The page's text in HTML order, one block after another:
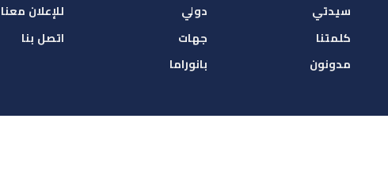
سيدتي
كلمتنا
مدونون
دولي
جهات
بانوراما
للإعلان معنا
اتصل بنا